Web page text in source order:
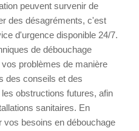
peuvent survenir de
des désagréments, c'est
d'urgence disponible 24/7.
de débouchage
problèmes de manière
des conseils et des
obstructions futures, afin
sanitaires. En
besoins en débouchage